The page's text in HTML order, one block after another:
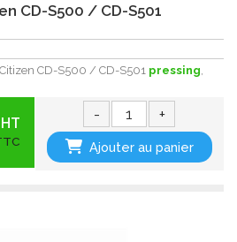
CD-S500 / CD-S501
CD-S500 / CD-S501 pressing
- +
Ajouter au panier